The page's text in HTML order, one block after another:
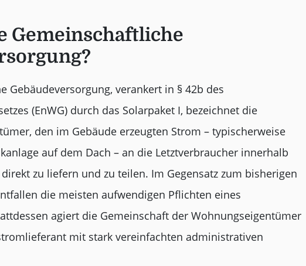
Gemeinschaftliche
Gebäudeversorgung, verankert in § 42b des
(EnWG) durch das Solarpaket I, bezeichnet die
den im Gebäude erzeugten Strom – typischerweise
auf dem Dach – an die Letztverbraucher innerhalb
zu liefern und zu teilen. Im Gegensatz zum bisherigen
die meisten aufwendigen Pflichten eines
agiert die Gemeinschaft der Wohnungseigentümer
mit stark vereinfachten administrativen